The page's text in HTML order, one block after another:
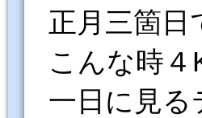
正月三箇日
こんな時
一日に見